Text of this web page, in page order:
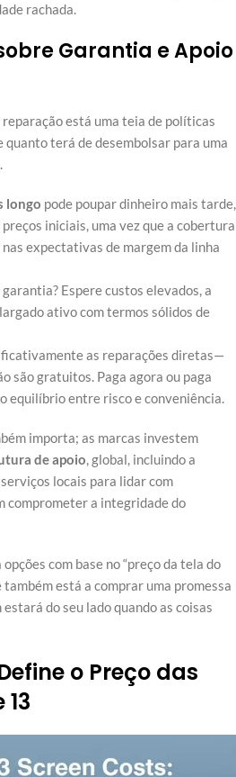
rachada.
Garantia e Apoio
está uma teia de políticas
terá de desembolsar para uma
longo pode poupar dinheiro mais tarde,
iniciais, uma vez que a cobertura
expectativas de margem da linha
Espere custos elevados, a
ativo com termos sólidos de
as reparações diretas—
são gratuitos. Paga agora ou paga
equilíbrio entre risco e conveniência.
importa; as marcas investem
de apoio, global, incluindo a
locais para lidar com
comprometer a integridade do
com base no “preço da tela do
também está a comprar uma promessa
do seu lado quando as coisas
o Preço das